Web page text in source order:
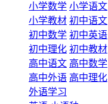
小学数学 小学语文
小学教材 初中语文
初中数学 初中英语
初中理化 初中教材
高中语文 高中数学
高中外语 高中理化
外语学习